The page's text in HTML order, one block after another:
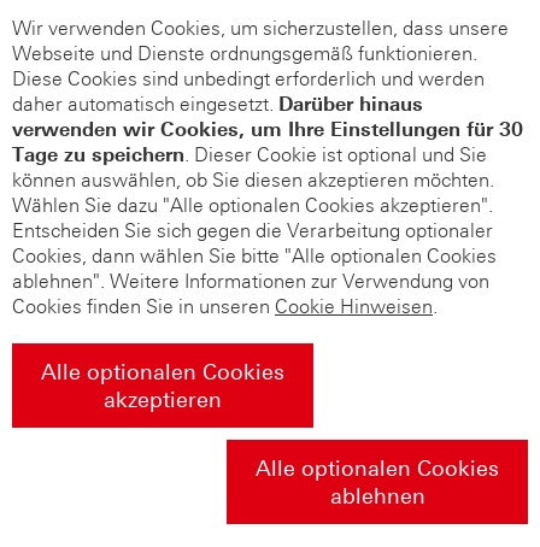
Wir verwenden Cookies, um sicherzustellen, dass unsere
Webseite und Dienste ordnungsgemäß funktionieren.
Diese Cookies sind unbedingt erforderlich und werden
daher automatisch eingesetzt. Darüber hinaus
verwenden wir Cookies, um Ihre Einstellungen für 30
Tage zu speichern. Dieser Cookie ist optional und Sie
können auswählen, ob Sie diesen akzeptieren möchten.
Wählen Sie dazu "Alle optionalen Cookies akzeptieren".
Entscheiden Sie sich gegen die Verarbeitung optionaler
Cookies, dann wählen Sie bitte "Alle optionalen Cookies
ablehnen". Weitere Informationen zur Verwendung von
Cookies finden Sie in unseren Cookie Hinweisen.
Alle optionalen Cookies
akzeptieren
Alle optionalen Cookies
ablehnen